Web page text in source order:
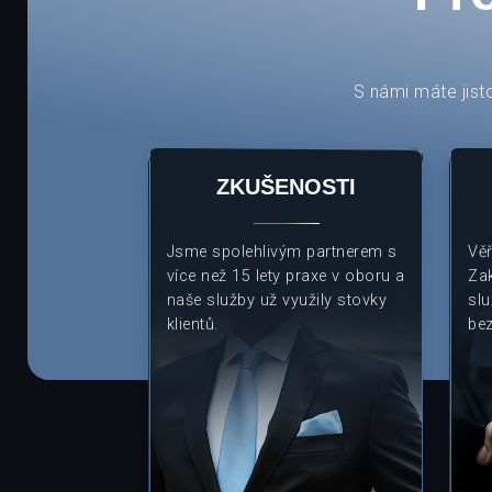
S námi máte
ZKUŠENOSTI
Jsme spolehlivým partnerem s
více než 15 lety praxe v oboru a
naše služby už využily stovky
klientů.